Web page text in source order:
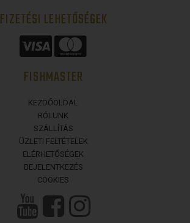
FIZETÉSI LEHETŐSÉGEK
FISHMASTER
KEZDŐOLDAL
RÓLUNK
SZÁLLÍTÁS
ÜZLETI FELTÉTELEK
ELÉRHETŐSÉGEK
BEJELENTKEZÉS
COOKIES